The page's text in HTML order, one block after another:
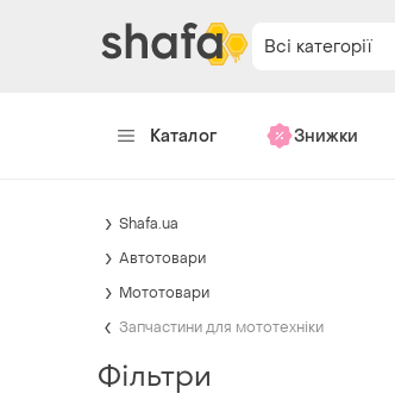
Всі категорії
Каталог Знижки
Shafa.ua
Автотовари
Мототовари
Запчастини для мототехніки
Фільтри